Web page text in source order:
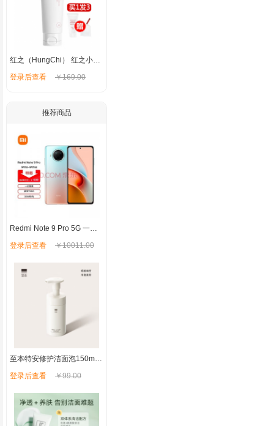
红之（HungChi） 红之小亲净洗面奶氨基酸洁面乳女控油学生温和敏感肌男士 小亲净洗面奶100g【油皮混油皮】
登录后查看
￥169.00
推荐商品
Redmi Note 9 Pro 5G 一亿像素 骁龙750G 33W快充 120Hz刷新率 湖光秋色 8GB+128G
登录后查看
￥10011.00
至本特安修护洁面泡150ml 温和清洁氨基酸表活泡沫绵密慕斯洗面奶
登录后查看
￥99.00